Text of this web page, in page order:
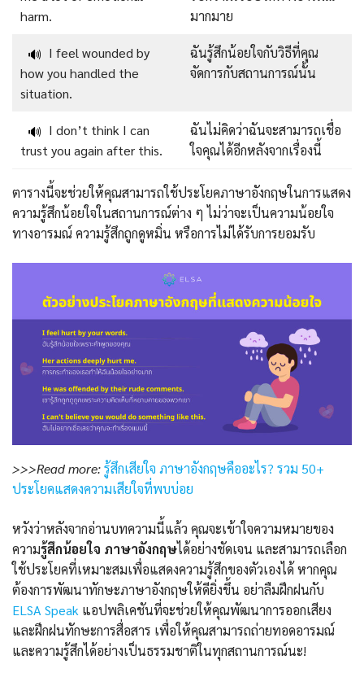
harm.
มากมาย
🔊 I feel wounded by
how you handled the
situation.
ฉันรู้สึกน้อยใจกับวิธีที่คุณ
จัดการกับสถานการณ์นั้น
🔊 I don’t think I can
trust you again after this.
ฉันไม่คิดว่าฉันจะสามารถเชื่อ
ใจคุณได้อีกหลังจากเรื่องนี้
ตารางนี้จะช่วยให้คุณสามารถใช้ประโยคภาษาอังกฤษในการแสดง
ความรู้สึกน้อยใจในสถานการณ์ต่าง ๆ ไม่ว่าจะเป็นความน้อยใจ
ทางอารมณ์ ความรู้สึกถูกดูหมิ่น หรือการไม่ได้รับการยอมรับ
>>>Read more:รู้สึกเสียใจ ภาษาอังกฤษคืออะไร? รวม 50+
ประโยคแสดงความเสียใจที่พบบ่อย
หวังว่าหลังจากอ่านบทความนี้แล้ว คุณจะเข้าใจความหมายของ
ความรู้สึกน้อยใจ ภาษาอังกฤษได้อย่างชัดเจน และสามารถเลือก
ใช้ประโยคที่เหมาะสมเพื่อแสดงความรู้สึกของตัวเองได้ หากคุณ
ต้องการพัฒนาทักษะภาษาอังกฤษให้ดียิ่งขึ้น อย่าลืมฝึกฝนกับ
ELSA Speak แอปพลิเคชันที่จะช่วยให้คุณพัฒนาการออกเสียง
และฝึกฝนทักษะการสื่อสาร เพื่อให้คุณสามารถถ่ายทอดอารมณ์
และความรู้สึกได้อย่างเป็นธรรมชาติในทุกสถานการณ์นะ!